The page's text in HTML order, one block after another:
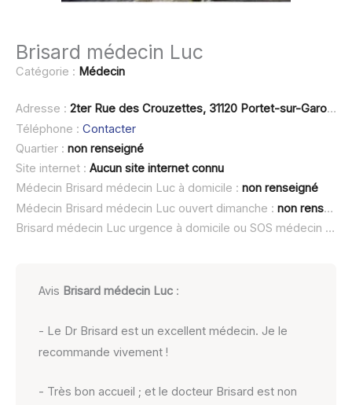
Brisard médecin Luc
Catégorie : Médecin
Adresse : 2ter Rue des Crouzettes, 31120 Portet-sur-Garonne
Téléphone : Contacter
Quartier : non renseigné
Site internet : Aucun site internet connu
Médecin Brisard médecin Luc à domicile : non renseigné
Médecin Brisard médecin Luc ouvert dimanche : non renseigné
Brisard médecin Luc urgence à domicile ou SOS médecin :
Avis Brisard médecin Luc :
- Le Dr Brisard est un excellent médecin. Je le
recommande vivement !
- Très bon accueil ; et le docteur Brisard est non